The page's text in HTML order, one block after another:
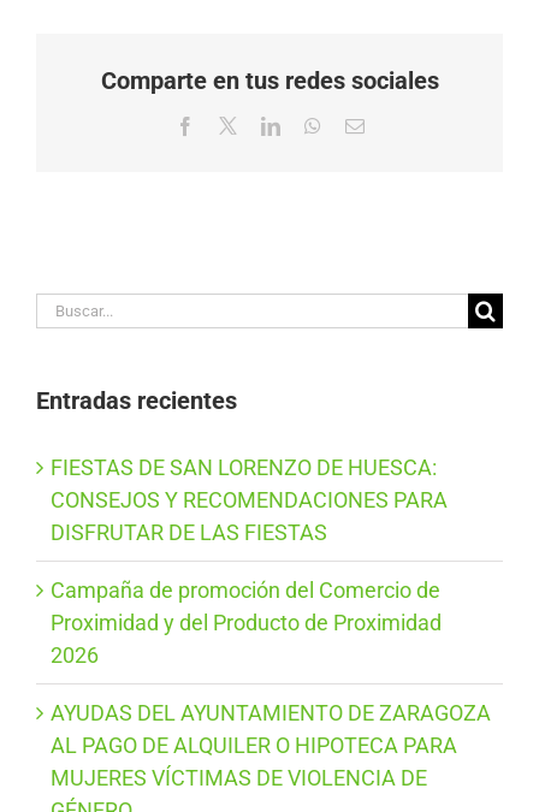
Comparte en tus redes sociales
Facebook LinkedInWhatsApp
Correo
Buscar:
Entradas recientes
FIESTAS DE SAN LORENZO DE HUESCA:
CONSEJOS Y RECOMENDACIONES PARA
DISFRUTAR DE LAS FIESTAS
Campaña de promoción del Comercio de
Proximidad y del Producto de Proximidad
2026
AYUDAS DEL AYUNTAMIENTO DE ZARAGOZA
AL PAGO DE ALQUILER O HIPOTECA PARA
MUJERES VÍCTIMAS DE VIOLENCIA DE